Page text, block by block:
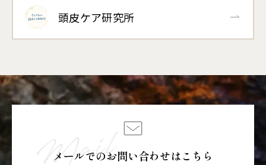
頭皮ケア研究所
メールでのお問い合わせはこちら